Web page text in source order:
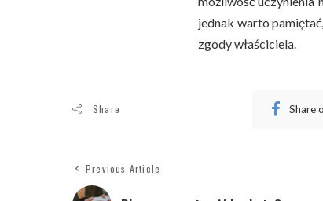
jednak warto
zgody właściciela.
Share Share
Previous Article